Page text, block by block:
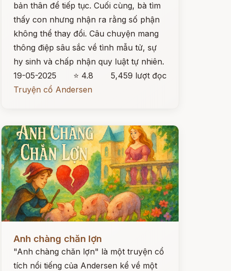
bản thân để tiếp tục. Cuối cùng, bà tìm
thấy con nhưng nhận ra rằng số phận
không thể thay đổi. Câu chuyện mang
thông điệp sâu sắc về tình mẫu tử, sự
hy sinh và chấp nhận quy luật tự nhiên.
19-05-2025
⭐ 4.8
5,459 lượt đọc
Truyện cổ Andersen
Anh chàng chăn lợn
"Anh chàng chăn lợn" là một truyện cổ
tích nổi tiếng của Andersen kể về một